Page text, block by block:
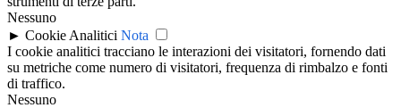
Nessuno
► Cookie Analitici Nota
I cookie analitici tracciano le interazioni dei visitatori, fornendo dati
su metriche come numero di visitatori, frequenza di rimbalzo e fonti
di traffico.
Nessuno